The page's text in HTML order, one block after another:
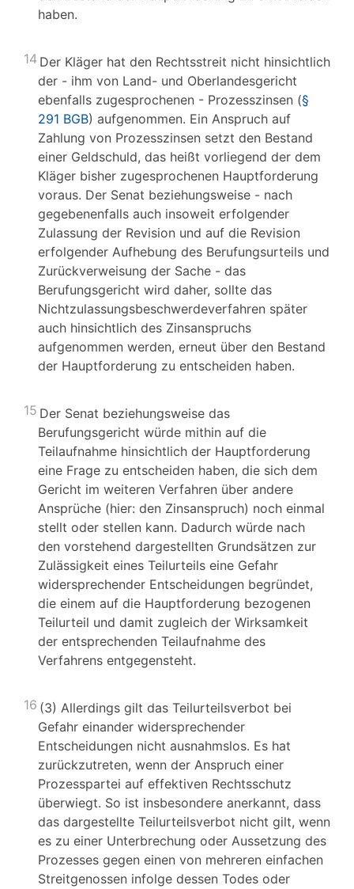
haben.
14 Der Kläger hat den Rechtsstreit nicht hinsichtlich
der - ihm von Land- und Oberlandesgericht
ebenfalls zugesprochenen - Prozesszinsen (§
291 BGB) aufgenommen. Ein Anspruch auf
Zahlung von Prozesszinsen setzt den Bestand
einer Geldschuld, das heißt vorliegend der dem
Kläger bisher zugesprochenen Hauptforderung
voraus. Der Senat beziehungsweise - nach
gegebenenfalls auch insoweit erfolgender
Zulassung der Revision und auf die Revision
erfolgender Aufhebung des Berufungsurteils und
Zurückverweisung der Sache - das
Berufungsgericht wird daher, sollte das
Nichtzulassungsbeschwerdeverfahren später
auch hinsichtlich des Zinsanspruchs
aufgenommen werden, erneut über den Bestand
der Hauptforderung zu entscheiden haben.
15 Der Senat beziehungsweise das
Berufungsgericht würde mithin auf die
Teilaufnahme hinsichtlich der Hauptforderung
eine Frage zu entscheiden haben, die sich dem
Gericht im weiteren Verfahren über andere
Ansprüche (hier: den Zinsanspruch) noch einmal
stellt oder stellen kann. Dadurch würde nach
den vorstehend dargestellten Grundsätzen zur
Zulässigkeit eines Teilurteils eine Gefahr
widersprechender Entscheidungen begründet,
die einem auf die Hauptforderung bezogenen
Teilurteil und damit zugleich der Wirksamkeit
der entsprechenden Teilaufnahme des
Verfahrens entgegensteht.
16 (3) Allerdings gilt das Teilurteilsverbot bei
Gefahr einander widersprechender
Entscheidungen nicht ausnahmslos. Es hat
zurückzutreten, wenn der Anspruch einer
Prozesspartei auf effektiven Rechtsschutz
überwiegt. So ist insbesondere anerkannt, dass
das dargestellte Teilurteilsverbot nicht gilt, wenn
es zu einer Unterbrechung oder Aussetzung des
Prozesses gegen einen von mehreren einfachen
Streitgenossen infolge dessen Todes oder